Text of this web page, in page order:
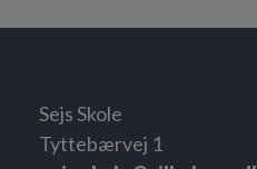
Sejs Skole
Tyttebærvej 1